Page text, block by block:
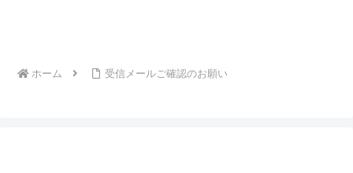
ホーム 受信メールご確認のお願い